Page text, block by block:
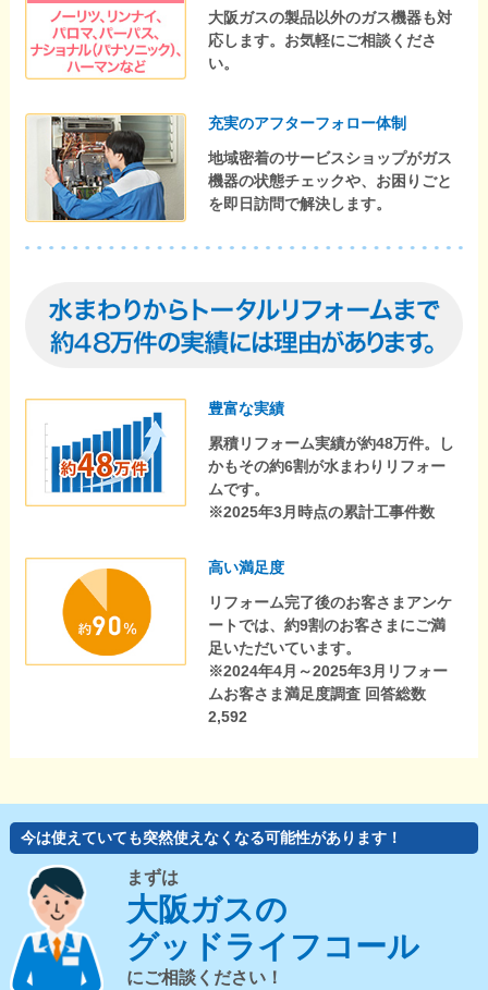
大阪ガスの製品以外のガス機器も対
応します。お気軽にご相談くださ
い。
充実のアフターフォロー体制
地域密着のサービスショップがガス
機器の状態チェックや、お困りごと
を即日訪問で解決します。
豊富な実績
累積リフォーム実績が約48万件。し
かもその約6割が水まわりリフォー
ムです。
※2025年3月時点の累計工事件数
高い満足度
リフォーム完了後のお客さまアンケ
ートでは、約9割のお客さまにご満
足いただいています。
※2024年4月～2025年3月リフォー
ムお客さま満足度調査 回答総数
2,592
今は使えていても突然使えなくなる可能性があります！
まずは
大阪ガスの
グッドライフコール
にご相談ください！